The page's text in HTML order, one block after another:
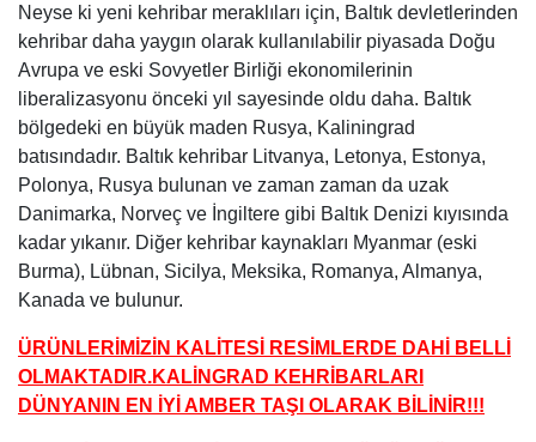
Neyse ki yeni kehribar meraklıları için, Baltık devletlerinden
kehribar daha yaygın olarak kullanılabilir piyasada Doğu
Avrupa ve eski Sovyetler Birliği ekonomilerinin
liberalizasyonu önceki yıl sayesinde oldu daha. Baltık
bölgedeki en büyük maden Rusya, Kaliningrad
batısındadır. Baltık kehribar Litvanya, Letonya, Estonya,
Polonya, Rusya bulunan ve zaman zaman da uzak
Danimarka, Norveç ve İngiltere gibi Baltık Denizi kıyısında
kadar yıkanır. Diğer kehribar kaynakları Myanmar (eski
Burma), Lübnan, Sicilya, Meksika, Romanya, Almanya,
Kanada ve bulunur.
ÜRÜNLERİMİZİN KALİTESİ RESİMLERDE DAHİ BELLİ
OLMAKTADIR.KALİNGRAD KEHRİBARLARI
DÜNYANIN EN İYİ AMBER TAŞI OLARAK BİLİNİR!!!